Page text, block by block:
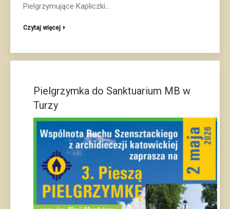
Pielgrzymujące Kapliczki…
Czytaj więcej
Pielgrzymka do Sanktuarium MB w
Turzy